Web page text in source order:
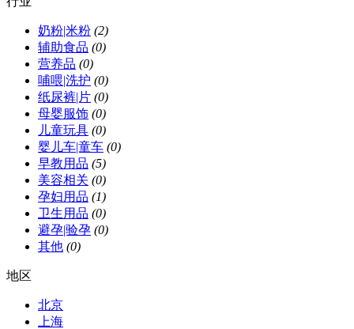
奶粉|米粉 (2)
辅助食品 (0)
营养品 (0)
哺喂|洗护 (0)
纸尿裤|片 (0)
母婴服饰 (0)
儿童玩具 (0)
婴儿车|童车 (0)
早教用品 (5)
美容相关 (0)
孕妇用品 (1)
卫生用品 (0)
避孕|验孕 (0)
其他 (0)
地区
北京
上海